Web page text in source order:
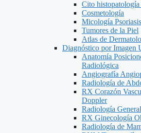
Cito
Cosmetología
Micología
Tumores de la Piel
Atlas de
Diagnóstico por Imagen
Anatomía
Radiológica
Angiografía
Radiología de
RX Corazón
Doppler
Radiología General
RX Ginecología
Radiología de